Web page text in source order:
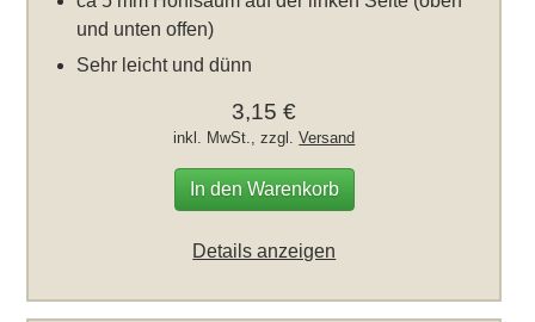
und unten offen)
Sehr leicht und dünn
3,15 €
inkl. MwSt., zzgl.Versand
In den Warenkorb
Details anzeigen